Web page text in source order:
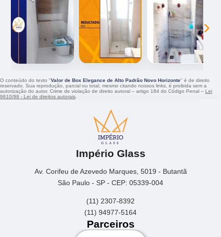
‹ ›
O conteúdo do texto "Valor de Box Elegance de Alto Padrão Novo Horizonte" é de direito
reservado. Sua reprodução, parcial ou total, mesmo citando nossos links, é proibida sem a
autorização do autor. Crime de violação de direito autoral – artigo 184 do Código Penal – Lei
9610/98 - Lei de direitos autorais
Império Glass
Av. Corifeu de Azevedo Marques, 5019 - Butantã
São Paulo - SP - CEP: 05339-004
(11) 2307-8392
(11) 94977-5164
Parceiros